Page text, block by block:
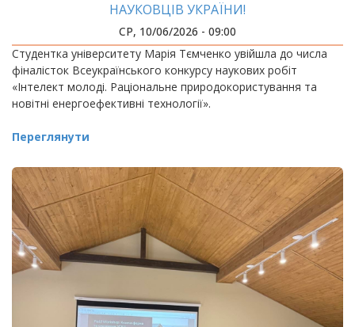
НАУКОВЦІВ УКРАЇНИ!
СР, 10/06/2026 - 09:00
Студентка університету Марія Тємченко увійшла до числа
фіналісток Всеукраїнського конкурсу наукових робіт
«Інтелект молоді. Раціональне природокористування та
новітні енергоефективні технології».
Переглянути